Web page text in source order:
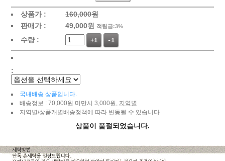
상품가 :
160,000원
판매가 :
49,000원 적립금:3%
수량 : +1 -1
:
국내배송 상품입니다.
배송정보 : 70,000원 미만시 3,000원, 지역별
지역별/상품개별배송정책에 따라 변동될 수 있습니다
상품이 품절되었습니다.